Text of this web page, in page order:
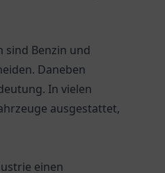
sind Benzin und
Daneben
In vielen
ausgestattet,
einen